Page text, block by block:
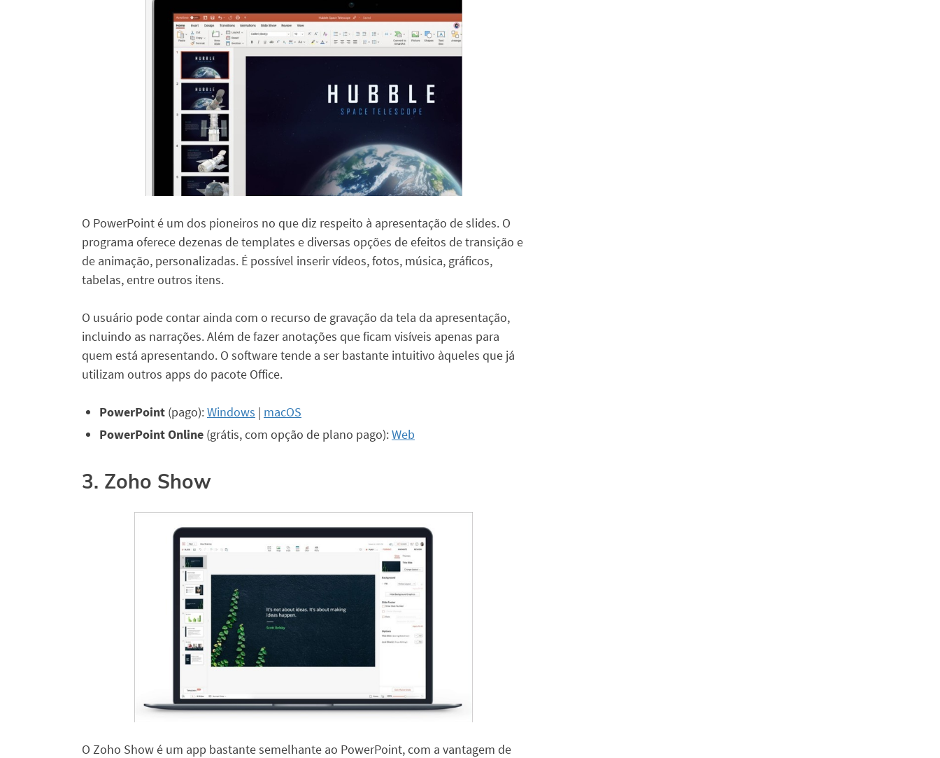
O PowerPoint é um dos pioneiros no que diz respeito à apresentação de slides. O
programa oferece dezenas de templates e diversas opções de efeitos de transição e
de animação, personalizadas. É possível inserir vídeos, fotos, música, gráficos,
tabelas, entre outros itens.
O usuário pode contar ainda com o recurso de gravação da tela da apresentação,
incluindo as narrações. Além de fazer anotações que ficam visíveis apenas para
quem está apresentando. O software tende a ser bastante intuitivo àqueles que já
utilizam outros apps do pacote Office.
PowerPoint (pago):Windows | macOS
PowerPoint Online (grátis, com opção de plano pago):Web
3. Zoho Show
O Zoho Show é um app bastante semelhante ao PowerPoint, com a vantagem de